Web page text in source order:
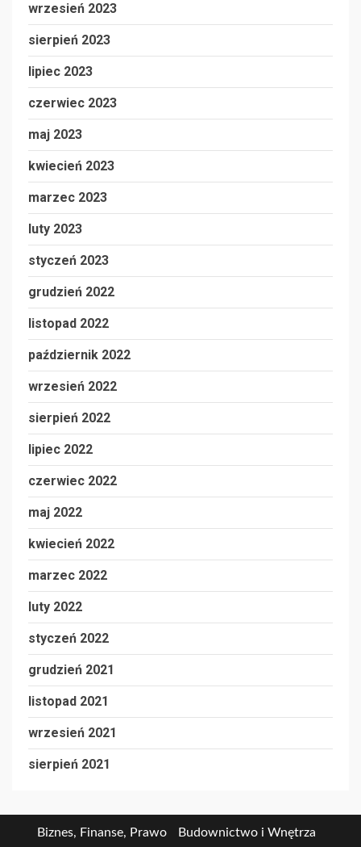
wrzesień 2023
sierpień 2023
lipiec 2023
czerwiec 2023
maj 2023
kwiecień 2023
marzec 2023
luty 2023
styczeń 2023
grudzień 2022
listopad 2022
październik 2022
wrzesień 2022
sierpień 2022
lipiec 2022
czerwiec 2022
maj 2022
kwiecień 2022
marzec 2022
luty 2022
styczeń 2022
grudzień 2021
listopad 2021
wrzesień 2021
sierpień 2021
Biznes, Finanse, Prawo
Budownictwo i Wnętrza